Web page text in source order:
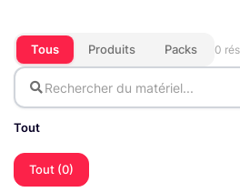
Tous Produits Packs 0
Tout
Tout (0)